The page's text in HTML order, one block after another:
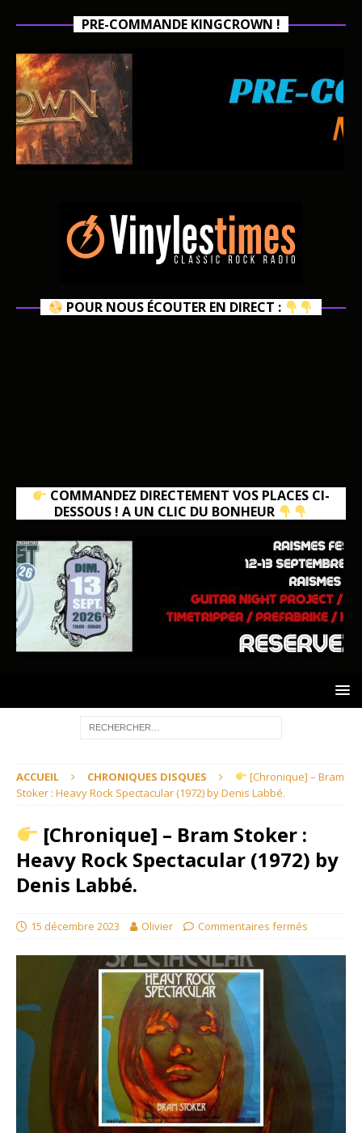
PRE-COMMANDE KINGCROWN !
POUR NOUS ÉCOUTER EN DIRECT :
COMMANDEZ DIRECTEMENT VOS PLACES CI-
DESSOUS ! A UN CLIC DU BONHEUR
ACCUEIL CHRONIQUES DISQUES
[Chronique] – Bram
Stoker : Heavy Rock Spectacular (1972) by Denis Labbé.
[Chronique] – Bram Stoker :
Heavy Rock Spectacular (1972) by
Denis Labbé.
15 décembre 2023 Olivier Commentaires fermés